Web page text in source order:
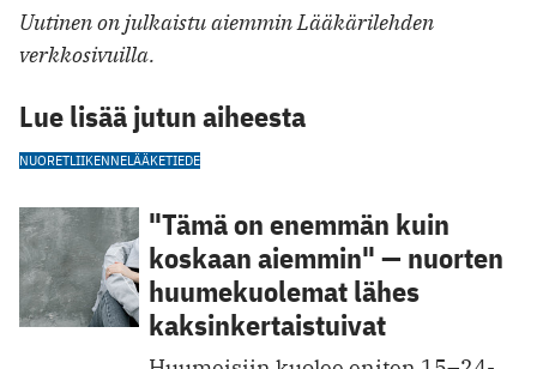
Uutinen on julkaistu aiemmin Lääkärilehden
verkkosivuilla.
Lue lisää jutun aiheesta
NUORETLIIKENNELÄÄKETIEDE
"Tämä on enemmän kuin
koskaan aiemmin" — nuorten
huumekuolemat lähes
kaksinkertaistuivat